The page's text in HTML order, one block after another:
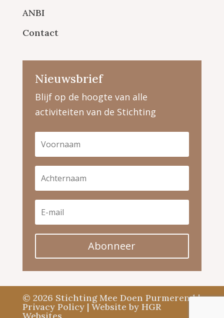
ANBI
Contact
Nieuwsbrief
Blijf op de hoogte van alle
activiteiten van de Stichting
Abonneer
© 2026 Stichting Mee Doen Purmerend |
Privacy Policy| Website by HGR
Websites